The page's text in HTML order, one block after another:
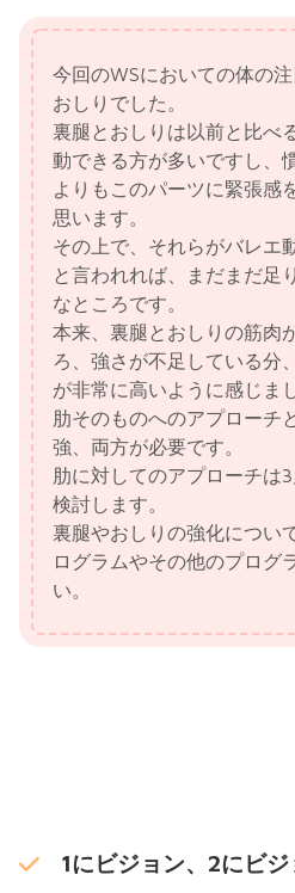
今回のWSにおいての体の
おしりでした。
裏腿とおしりは以前と比べ
動できる方が多いですし、
よりもこのパーツに緊張感
思います。
その上で、それらがバレエ
と言われれば、まだまだ足
なところです。
本来、裏腿とおしりの筋肉
ろ、強さが不足している分
が非常に高いように感じま
肋そのものへのアプローチ
強、両方が必要です。
肋に対してのアプローチは
検討します。
裏腿やおしりの強化につい
ログラムやその他のプログ
い。
1にビジョン、2にビジ